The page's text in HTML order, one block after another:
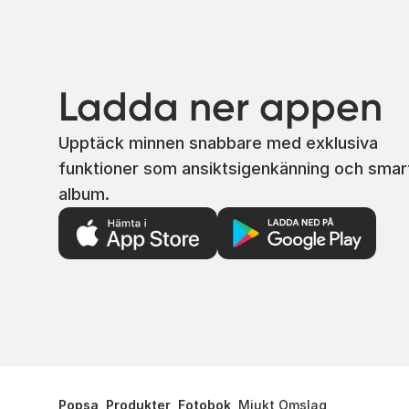
Ladda ner appen
Upptäck minnen snabbare med exklusiva
funktioner som ansiktsigenkänning och
album.
Popsa Produkter Fotobok Mjukt Omslag